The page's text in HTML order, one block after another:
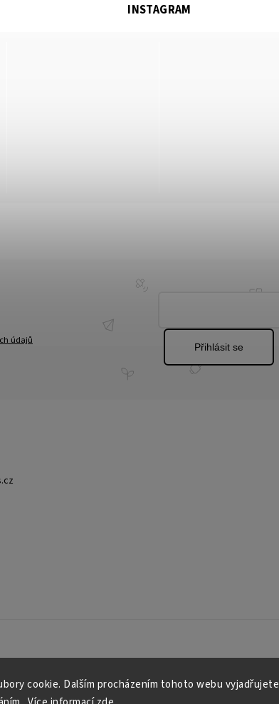
cookie. Dalším procházením tohoto webu vyjadřujete
INSTAGRAM
údajů
Přihlásit se